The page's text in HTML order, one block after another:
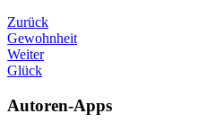
Zurück
Gewohnheit
Weiter
Glück
Autoren-Apps